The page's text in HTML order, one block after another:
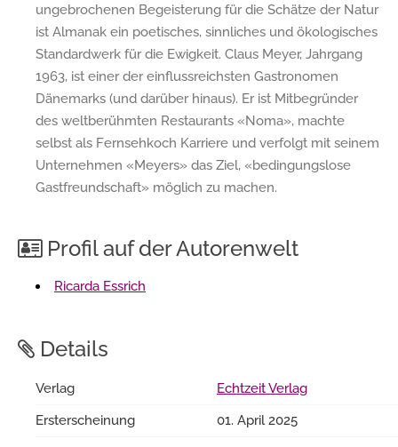
ungebrochenen Begeisterung für die Schätze der Natur
ist Almanak ein poetisches, sinnliches und ökologisches
Standardwerk für die Ewigkeit. Claus Meyer, Jahrgang
1963, ist einer der einflussreichsten Gastronomen
Dänemarks (und darüber hinaus). Er ist Mitbegründer
des weltberühmten Restaurants «Noma», machte
selbst als Fernsehkoch Karriere und verfolgt mit seinem
Unternehmen «Meyers» das Ziel, «bedingungslose
Gastfreundschaft» möglich zu machen.
Profil auf der Autorenwelt
Ricarda Essrich
Details
Verlag
Echtzeit Verlag
Ersterscheinung
01. April 2025